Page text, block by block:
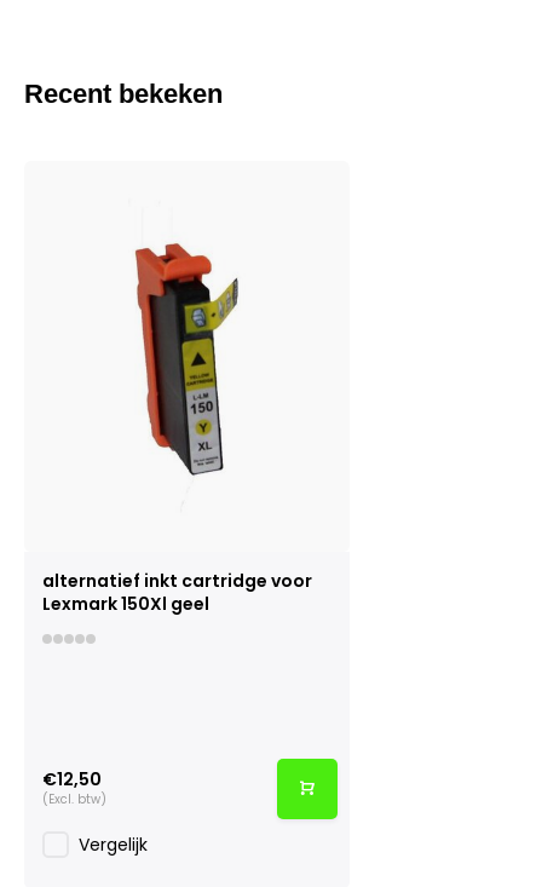
Recent bekeken
alternatief inkt cartridge voor
Lexmark 150Xl geel
€12,50
(Excl. btw)
Vergelijk